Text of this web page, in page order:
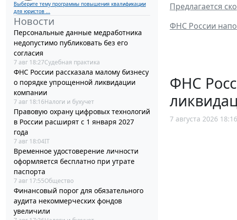
Выберите тему программы повышения квалификации
для юристов ...
Новости
Персональные данные медработника
недопустимо публиковать без его
согласия
7 авг 18:27Судебная практика
ФНС России рассказала малому бизнесу
о порядке упрощенной ликвидации
компании
7 авг 18:16Налоги и бухучет
Правовую охрану цифровых технологий
в России расширят с 1 января 2027
года
7 авг 18:04IT
Временное удостоверение личности
оформляется бесплатно при утрате
паспорта
7 авг 17:55Общество
Финансовый порог для обязательного
аудита некоммерческих фондов
увеличили
Предлагается
ФНС России
ФНС
7 августа 2026 18:16